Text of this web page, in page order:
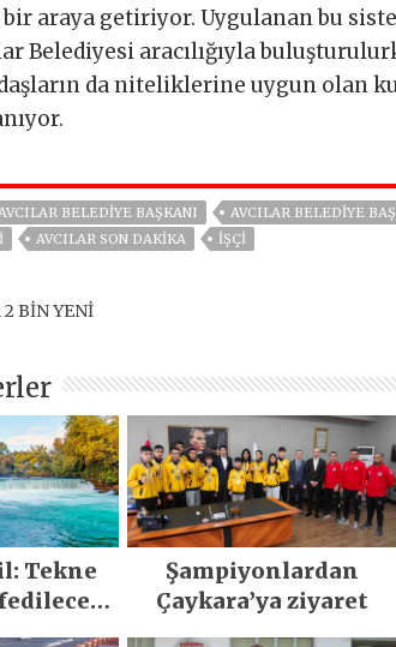
araya getiriyor. Uygulanan bu
Belediyesi aracılığıyla
da niteliklerine uygun olan
BELEDIYE BAŞKANI
AVCILAR BELEDIYE
AVCILAR SON DAKIKA İŞÇİ
2 BİN YENİ
Tekne
Şampiyonlardan
Çaykara’ya ziyaret